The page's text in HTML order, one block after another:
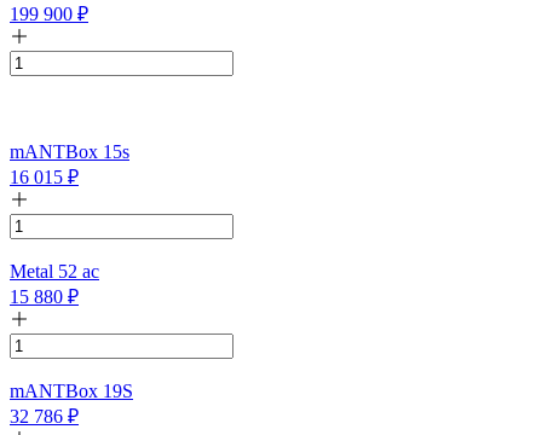
199 900 ₽
mANTBox 15s
16 015 ₽
Metal 52 ac
15 880 ₽
mANTBox 19S
32 786 ₽